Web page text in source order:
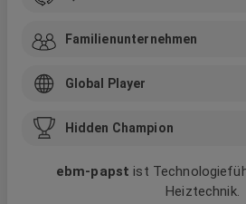
Familienunternehmen
Global Player
Hidden Champion
ebm‑papst ist
Heiztechnik.